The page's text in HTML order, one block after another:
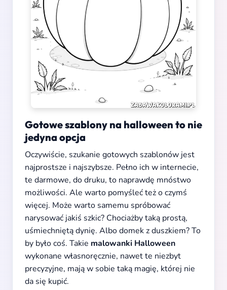
Gotowe szablony na halloween to nie
jedyna opcja
Oczywiście, szukanie gotowych szablonów jest
najprostsze i najszybsze. Pełno ich w internecie,
te darmowe, do druku, to naprawdę mnóstwo
możliwości. Ale warto pomyśleć też o czymś
więcej. Może warto samemu spróbować
narysować jakiś szkic? Chociażby taką prostą,
uśmiechniętą dynię. Albo domek z duszkiem? To
by było coś. Takie malowanki Halloween
wykonane własnoręcznie, nawet te niezbyt
precyzyjne, mają w sobie taką magię, której nie
da się kupić.